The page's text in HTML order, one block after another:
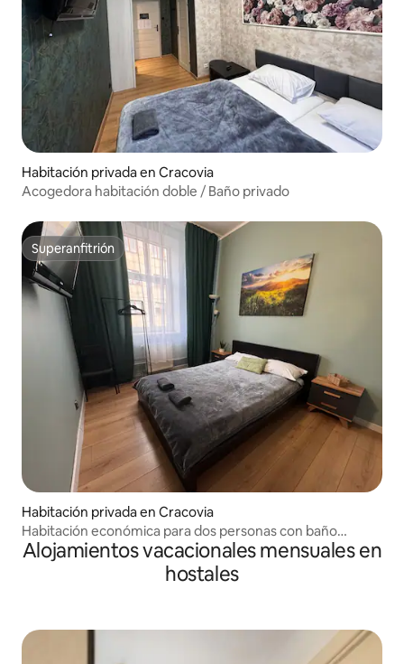
Habitación privada en Cracovia
Acogedora habitación doble / Baño privado
Superanfitrión
Superanfitrión
Habitación privada en Cracovia
Habitación económica para dos personas con baño
compartido
Alojamientos vacacionales mensuales en
hostales